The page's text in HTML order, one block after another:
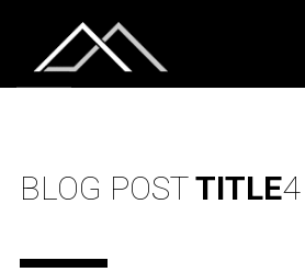
BLOG POSTTITLE4